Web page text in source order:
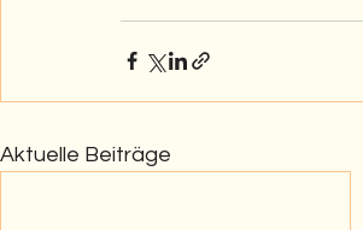
Aktuelle Beiträge